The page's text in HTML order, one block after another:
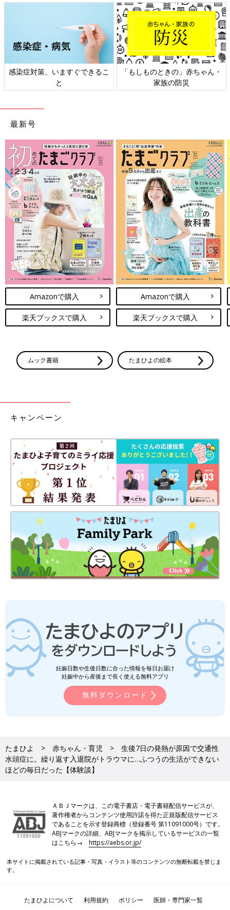
感染症対策、いますぐできるこ
と
「もしものときの」赤ちゃん・
家族の防災
最新号
Amazonで購入
楽天ブックスで購入
Amazonで購入
楽天ブックスで購入
ムック書籍 たまひよの絵本
キャンペーン
妊娠日数や生後日数に合った情報を毎日お届け
妊娠中から産後まで長く使える無料アプリ
無料ダウンロード
たまひよ 赤ちゃん・育児
生後7日の発熱が原因で交通性
水頭症に。繰り返す入退院がトラウマに…ふつうの生活ができない
ほどの毎日だった【体験談】
ＡＢＪマークは、この電子書店・電子書籍配信サービスが、
著作権者からコンテンツ使用許諾を得た正規版配信サービス
であることを示す登録商標（登録番号 第11091000号）です。
ABJマークの詳細、ABJマークを掲示しているサービスの一覧
はこちら→https://aebs.or.jp/
本サイトに掲載されている記事・写真・イラスト等のコンテンツの無断転載を禁じま
す。
たまひよについて 利用規約 ポリシー
医師・専門家一覧